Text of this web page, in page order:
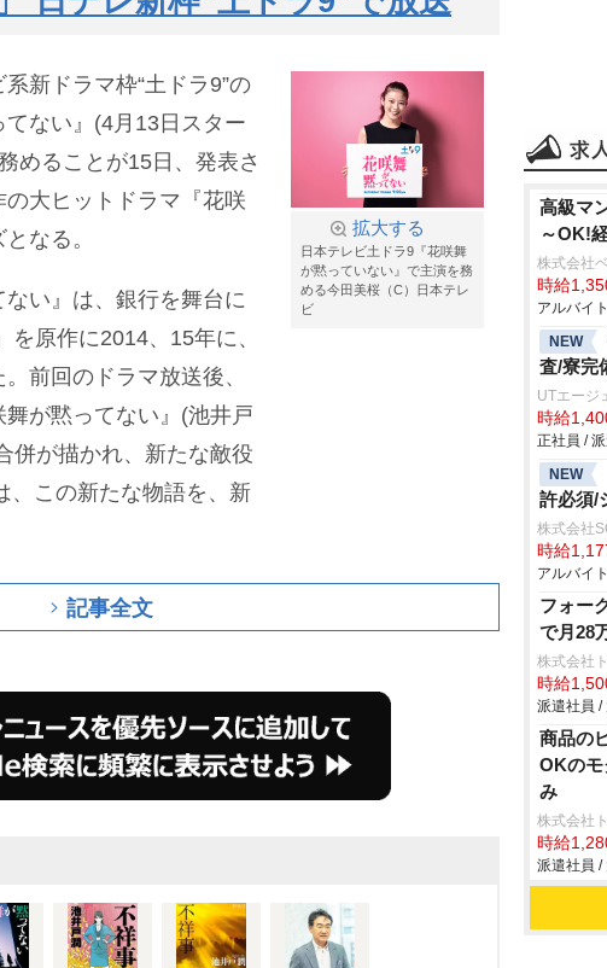
拡大する
日本テレビ土ドラ9『花咲舞
が黙っていない』で主演を務
める今田美桜（C）日本テレ
ビ
新ドラマ枠“土ドラ9”の
てない』(4月13日スター
めることが15日、発表さ
大ヒットドラマ『花咲
なる。
い』は、銀行を舞台に
原作に2014、15年に、
前回のドラマ放送後、
舞が黙ってない』(池井戸
併が描かれ、新たな敵役
、この新たな物語を、新
記事全文
高級マ
～OK!
株式会社
時給
アルバイ
NEW
査/寮完
UTエージ
時給
正社員 /
NEW
許必須/
株式会社
時給
アルバイ
フォー
で月28
株式会社
時給
派遣社員 /
商品の
OKのモ
み
株式会社
時給
派遣社員 /